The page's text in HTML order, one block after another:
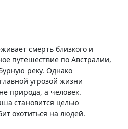
смерть близкого и
путешествие по Австралии,
реку. Однако
угрозой жизни
природа, а человек.
становится целью
охотиться на людей.